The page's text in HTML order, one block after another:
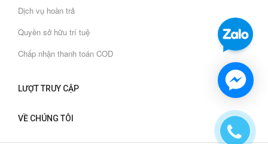
Dịch vụ hoàn trả
Quyền sở hữu trí tuệ
Chấp nhận thanh toán COD
LƯỢT TRUY CẬP
VỀ CHÚNG TÔI